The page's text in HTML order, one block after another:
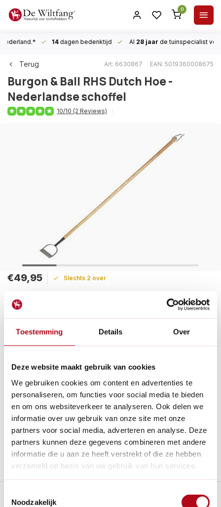
Toestemming Details Over
Deze website maakt gebruik van cookies
We gebruiken cookies om content en advertenties te
personaliseren, om functies voor social media te bieden
en om ons websiteverkeer te analyseren. Ook delen we
informatie over uw gebruik van onze site met onze
partners voor social media, adverteren en analyse. Deze
partners kunnen deze gegevens combineren met andere
informatie die u aan ze heeft verstrekt of die ze hebben
verzameld op basis van uw gebruik van hun services.
Noodzakelijk
0
14dagen bedenktijd Al 28 jaar de tuinspecialist
Terug Art: 6630867 EAN: 5019360008675
Burgon & Ball RHS Dutch Hoe -
Nederlandse schoffel
10/10 (2 Reviews)
€49,95 Slechts 2 over
Maak een keuze:
Lees meer
Betaal achteraf met Riverty.
Gratis verzendenvanaf € 60 in België en Nederland.*
14dagen bedenktijd
Al28 jaarde tuinspecialist voor tuinliefhebbers
Nieuw:Haal je bestelling in Wilnis bij ons op!
Stel een vraag over dit product